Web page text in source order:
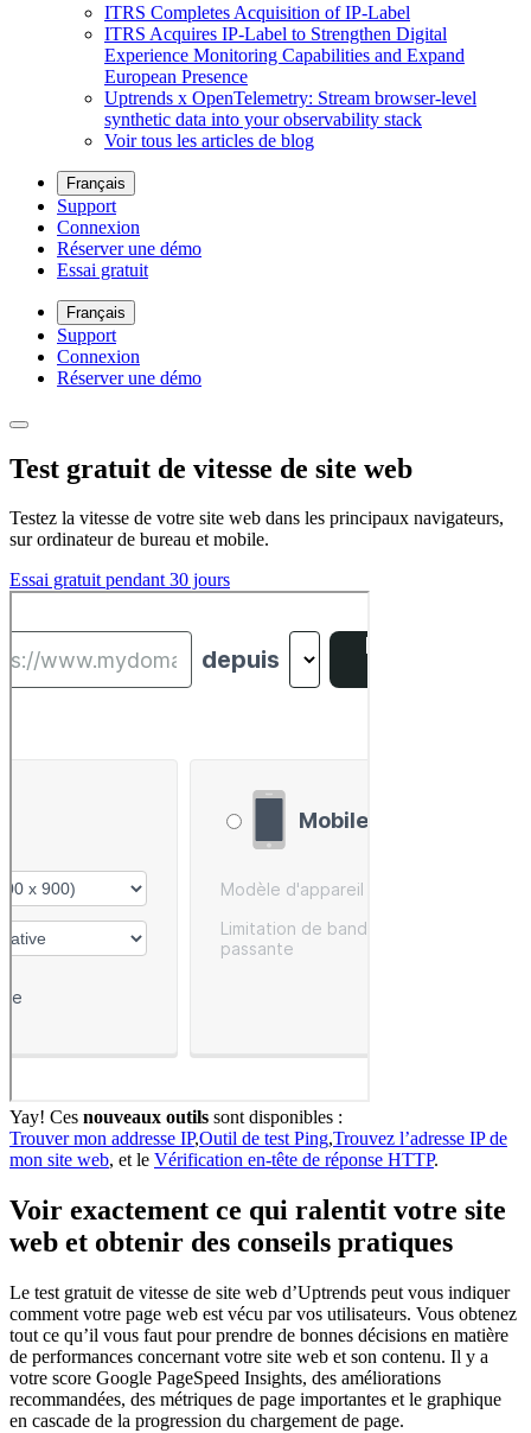
ITRS Completes Acquisition of IP-Label
ITRS Acquires IP-Label to Strengthen Digital
Experience Monitoring Capabilities and Expand
European Presence
Uptrends x OpenTelemetry: Stream browser-level
synthetic data into your observability stack
Voir tous les articles de blog
Français
Support
Connexion
Réserver une démo
Essai gratuit
Français
Support
Connexion
Réserver une démo
Test gratuit de vitesse de site web
Testez la vitesse de votre site web dans les principaux navigateurs,
sur ordinateur de bureau et mobile.
Essai gratuit pendant 30 jours
Yay! Ces nouveaux outils sont disponibles :
Trouver mon addresse IP,Outil de test Ping,Trouvez l’adresse IP de
mon site web, et le Vérification en-tête de réponse HTTP.
Voir exactement ce qui ralentit votre site
web et obtenir des conseils pratiques
Le test gratuit de vitesse de site web d’Uptrends peut vous indiquer
comment votre page web est vécu par vos utilisateurs. Vous obtenez
tout ce qu’il vous faut pour prendre de bonnes décisions en matière
de performances concernant votre site web et son contenu. Il y a
votre score Google PageSpeed Insights, des améliorations
recommandées, des métriques de page importantes et le graphique
en cascade de la progression du chargement de page.